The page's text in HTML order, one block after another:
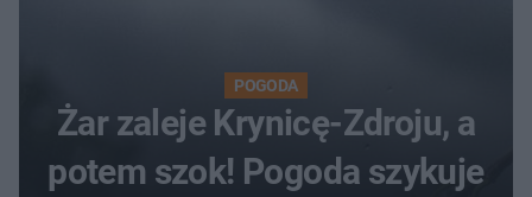
POGODA
Żar zaleje Krynicę-Zdroju, a
potem szok! Pogoda szykuje